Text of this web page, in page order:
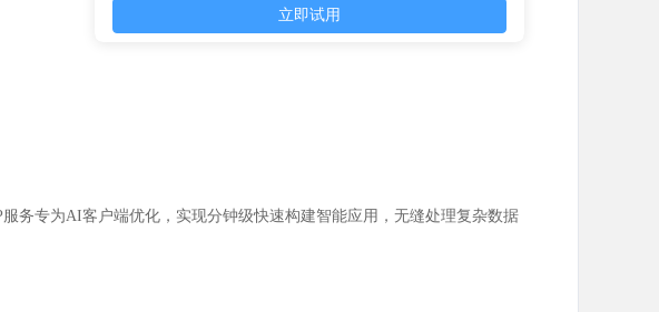
立即试用
务专为AI客户端优化，实现分钟级快速构建智能应用，无缝处理复杂数据